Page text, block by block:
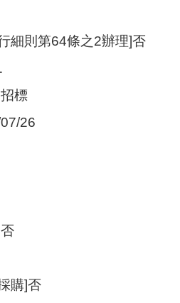
細則第64條之2辦理]否
標
26
購]否